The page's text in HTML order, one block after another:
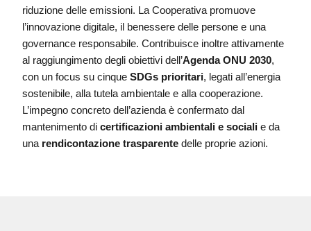
riduzione delle emissioni. La Cooperativa promuove
l’innovazione digitale, il benessere delle persone e una
governance responsabile. Contribuisce inoltre attivamente
al raggiungimento degli obiettivi dell’Agenda ONU 2030,
con un focus su cinque SDGs prioritari, legati all’energia
sostenibile, alla tutela ambientale e alla cooperazione.
L’impegno concreto dell’azienda è confermato dal
mantenimento di certificazioni ambientali e sociali e da
una rendicontazione trasparente delle proprie azioni.